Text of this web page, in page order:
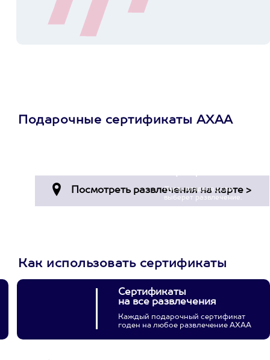
Подарочные сертификаты АХАА
Пусть владелец сам
выберет развлечение.
Как использовать сертификаты
Сертификаты
на все развлечения
Каждый подарочный сертификат
годен на любое развлечение АХАА